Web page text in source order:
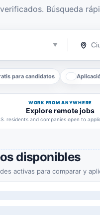
Búsqueda
para candidatos
WORK FROM ANYWHERE
Explore remote jobs
residents and companies open to
disponibles
activas para comparar y